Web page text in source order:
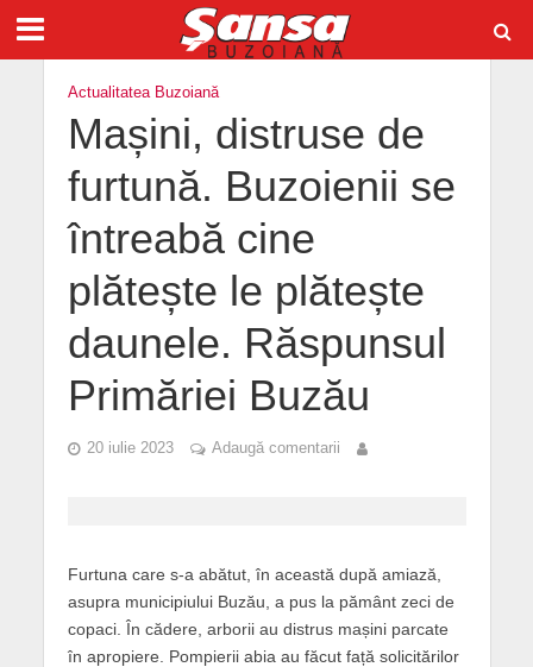
Actualitatea Buzoiană
Mașini, distruse de
furtună. Buzoienii se
întreabă cine
plătește le plătește
daunele. Răspunsul
Primăriei Buzău
20 iulie 2023 Adaugă comentarii
Furtuna care s-a abătut, în această după amiază,
asupra municipiului Buzău, a pus la pământ zeci de
copaci. În cădere, arborii au distrus mașini parcate
în apropiere. Pompierii abia au făcut față solicitărilor